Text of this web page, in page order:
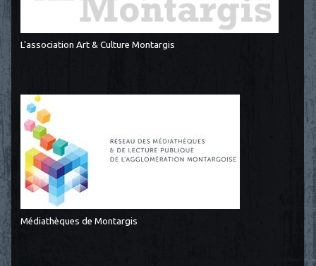
L'association Art & Culture Montargis
Médiathèques de Montargis